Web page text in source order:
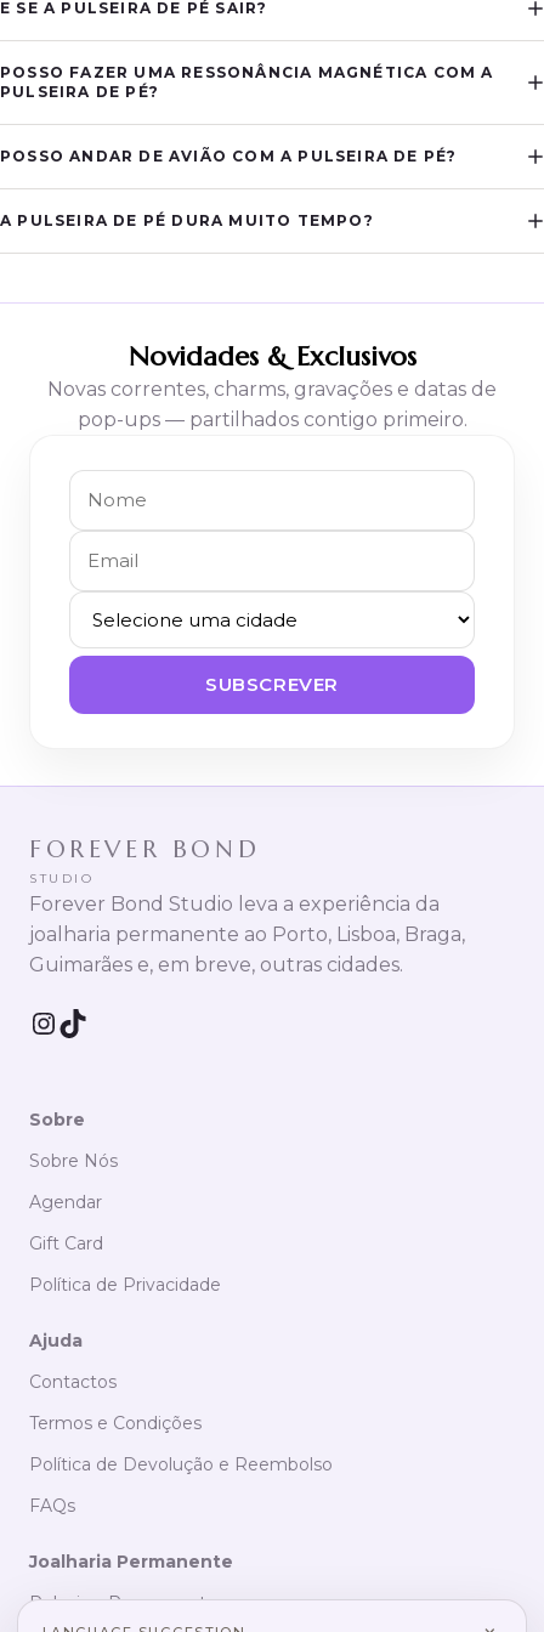
E SE A PULSEIRA DE PÉ SAIR?
POSSO FAZER UMA RESSONÂNCIA MAGNÉTICA COM A
PULSEIRA DE PÉ?
POSSO ANDAR DE AVIÃO COM A PULSEIRA DE PÉ?
A PULSEIRA DE PÉ DURA MUITO TEMPO?
Novidades & Exclusivos
Novas correntes, charms, gravações e datas de
pop-ups — partilhados contigo primeiro.
SUBSCREVER
FOREVER BOND
STUDIO
Forever Bond Studio leva a experiência da
joalharia permanente ao Porto, Lisboa, Braga,
Guimarães e, em breve, outras cidades.
InstagramTikTok
Sobre
Sobre Nós
Agendar
Gift Card
Política de Privacidade
Ajuda
Contactos
Termos e Condições
Política de Devolução e Reembolso
FAQs
Joalharia Permanente
Pulseiras Permanentes